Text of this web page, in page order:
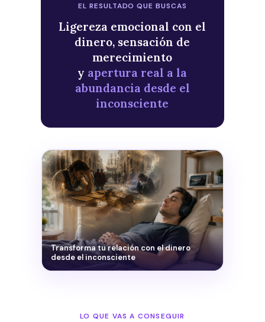
EL RESULTADO QUE BUSCAS
Ligereza emocional con el
dinero, sensación de
merecimiento
y apertura real a la
abundancia desde el
inconsciente
Transforma tu relación con el dinero
desde el inconsciente
LO QUE VAS A CONSEGUIR